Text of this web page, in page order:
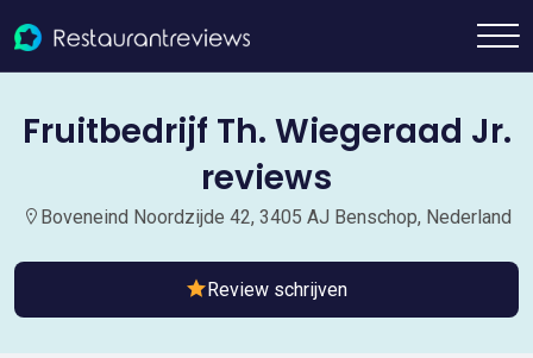
Fruitbedrijf Th. Wiegeraad Jr.
reviews
Boveneind Noordzijde 42, 3405 AJ Benschop, Nederland
Review schrijven